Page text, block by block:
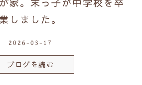
家。末っ子が中学校を卒
業しました。
2026-03-17
ブログを読む